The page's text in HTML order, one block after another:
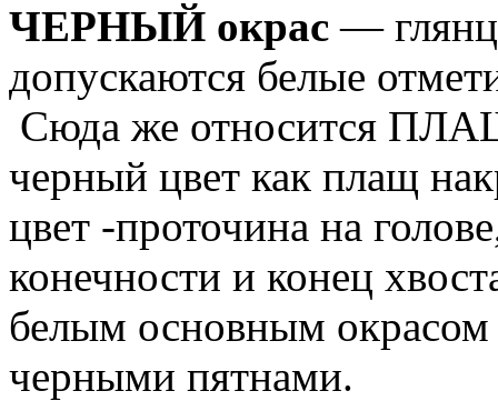
ЧЕРНЫЙ окрас —
допускаются белые
Сюда же относится
черный цвет как плащ
цвет -проточина на
конечности и конец
белым основным
черными пятнами.